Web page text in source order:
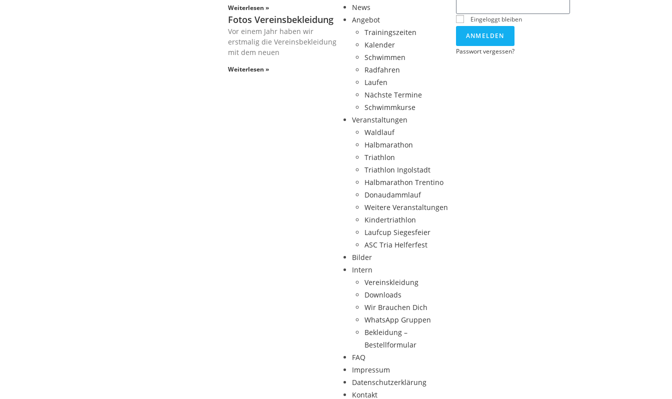
Weiterlesen »
Fotos Vereinsbekleidung
Vor einem Jahr haben wir
erstmalig die Vereinsbekleidung
mit dem neuen
Weiterlesen »
News
Angebot
Trainingszeiten
Kalender
Schwimmen
Radfahren
Laufen
Nächste Termine
Schwimmkurse
Veranstaltungen
Waldlauf
Halbmarathon
Triathlon
Triathlon Ingolstadt
Halbmarathon Trentino
Donaudammlauf
Weitere Veranstaltungen
Kindertriathlon
Laufcup Siegesfeier
ASC Tria Helferfest
Bilder
Intern
Vereinskleidung
Downloads
Wir Brauchen Dich
WhatsApp Gruppen
Bekleidung –
Bestellformular
FAQ
Impressum
Datenschutzerklärung
Kontakt
Eingeloggt bleiben
ANMELDEN
Passwort vergessen?